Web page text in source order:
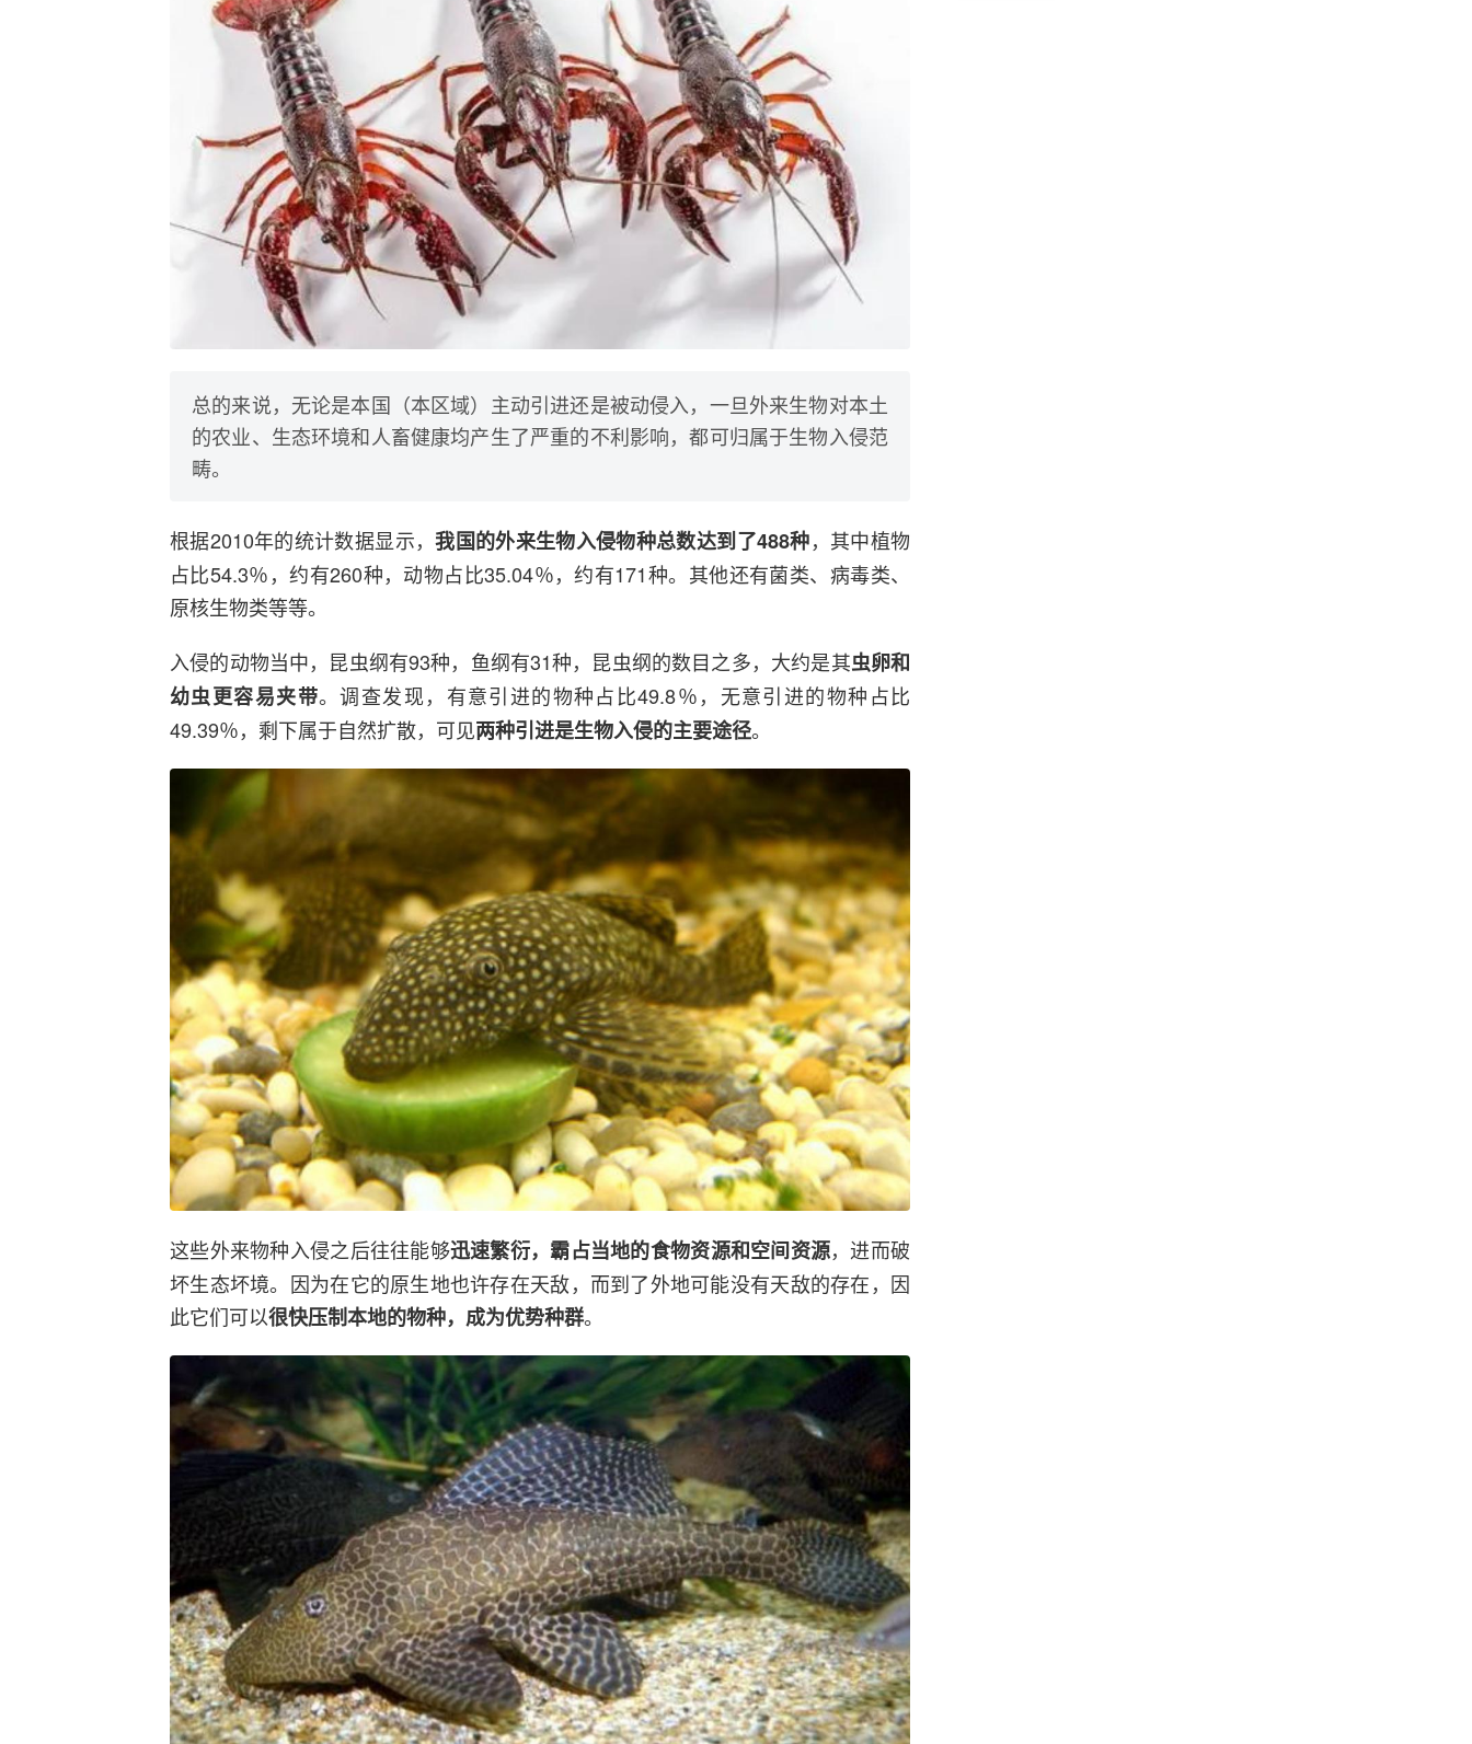
总的来说，无论是本国（本区域）主动引进还是被动侵入，一旦外来生物对本土
的农业、生态环境和人畜健康均产生了严重的不利影响，都可归属于生物入侵范
畴。
根据2010年的统计数据显示，我国的外来生物入侵物种总数达到了488种，其中植物
占比54.3％，约有260种，动物占比35.04％，约有171种。其他还有菌类、病毒类、
原核生物类等等。
入侵的动物当中，昆虫纲有93种，鱼纲有31种，昆虫纲的数目之多，大约是其虫卵和
幼虫更容易夹带。调查发现，有意引进的物种占比49.8％，无意引进的物种占比
49.39％，剩下属于自然扩散，可见两种引进是生物入侵的主要途径。
这些外来物种入侵之后往往能够迅速繁衍，霸占当地的食物资源和空间资源，进而破
坏生态坏境。因为在它的原生地也许存在天敌，而到了外地可能没有天敌的存在，因
此它们可以很快压制本地的物种，成为优势种群。